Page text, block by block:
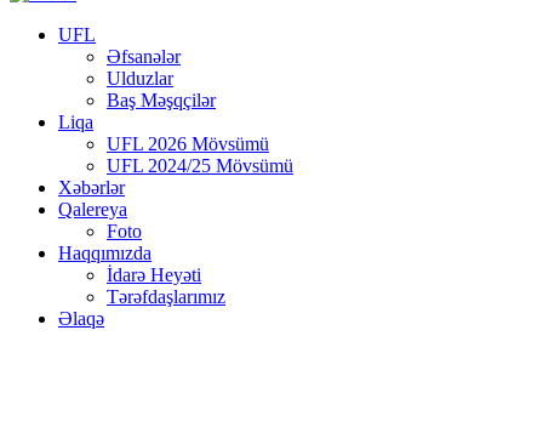
UFL
Əfsanələr
Ulduzlar
Baş Məşqçilər
Liqa
UFL 2026 Mövsümü
UFL 2024/25 Mövsümü
Xəbərlər
Qalereya
Foto
Haqqımızda
İdarə Heyəti
Tərəfdaşlarımız
Əlaqə